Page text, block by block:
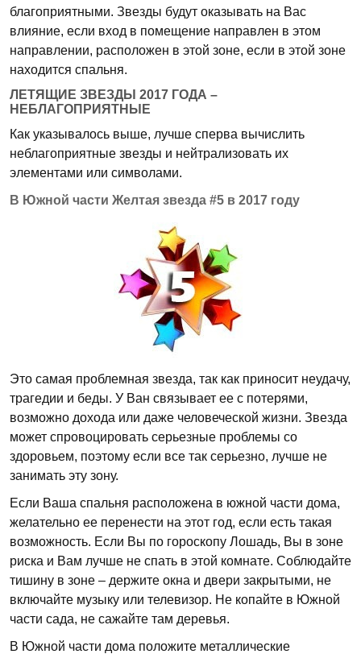
благоприятными. Звезды будут оказывать на Вас
влияние, если вход в помещение направлен в этом
направлении, расположен в этой зоне, если в этой зоне
находится спальня.
ЛЕТЯЩИЕ ЗВЕЗДЫ 2017 ГОДА –
НЕБЛАГОПРИЯТНЫЕ
Как указывалось выше, лучше сперва вычислить
неблагоприятные звезды и нейтрализовать их
элементами или символами.
В Южной части Желтая звезда #5 в 2017 году
Это самая проблемная звезда, так как приносит неудачу,
трагедии и беды. У Ван связывает ее с потерями,
возможно дохода или даже человеческой жизни. Звезда
может спровоцировать серьезные проблемы со
здоровьем, поэтому если все так серьезно, лучше не
занимать эту зону.
Если Ваша спальня расположена в южной части дома,
желательно ее перенести на этот год, если есть такая
возможность. Если Вы по гороскопу Лошадь, Вы в зоне
риска и Вам лучше не спать в этой комнате. Соблюдайте
тишину в зоне – держите окна и двери закрытыми, не
включайте музыку или телевизор. Не копайте в Южной
части сада, не сажайте там деревья.
В Южной части дома положите металлические